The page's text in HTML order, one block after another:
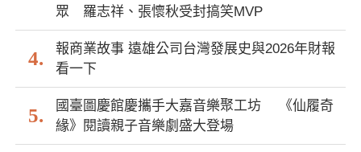
眾 羅志祥、張懷秋受封搞笑MVP
報商業故事 遠雄公司台灣發展史與2026年財報
看一下
國臺圖慶館慶攜手大嘉音樂聚工坊 《仙履奇
緣》閱讀親子音樂劇盛大登場